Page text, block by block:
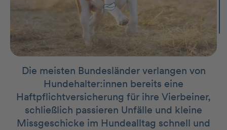
Die meisten Bundesländer verlangen von
Hundehalter:innen bereits eine
Haftpflichtversicherung für ihre Vierbeiner,
schließlich passieren Unfälle und kleine
Missgeschicke im Hundealltag schnell und